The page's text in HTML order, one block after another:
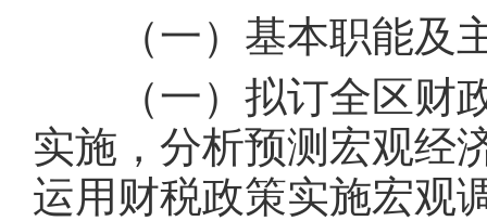
（一）基本职能及
（一）拟订全区财政
实施，分析预测宏观经
运用财税政策实施宏观